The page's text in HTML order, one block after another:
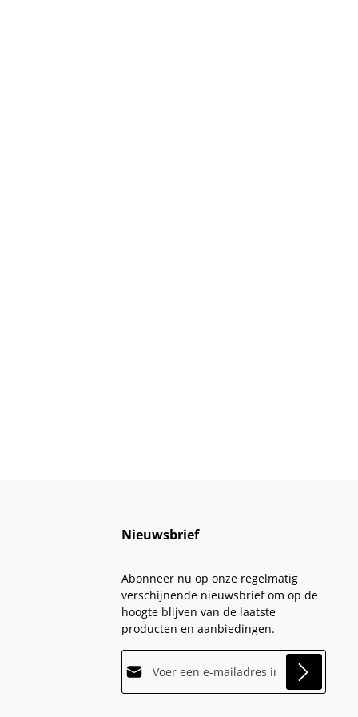
Nieuwsbrief
Abonneer nu op onze regelmatig
verschijnende nieuwsbrief om op de
hoogte blijven van de laatste
producten en aanbiedingen.
E-mailadres*